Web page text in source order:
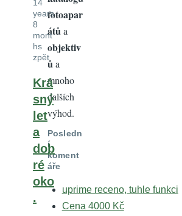
14
years
8
mont
hs
zpět
Krá
sný
let
a
dob
ré
oko
.
fotoapar
átů a
objektiv
ů a
mnoho
dalších
výhod.
Posledn
í
koment
áře
uprime receno, tuhle funkci
Cena 4000 Kč